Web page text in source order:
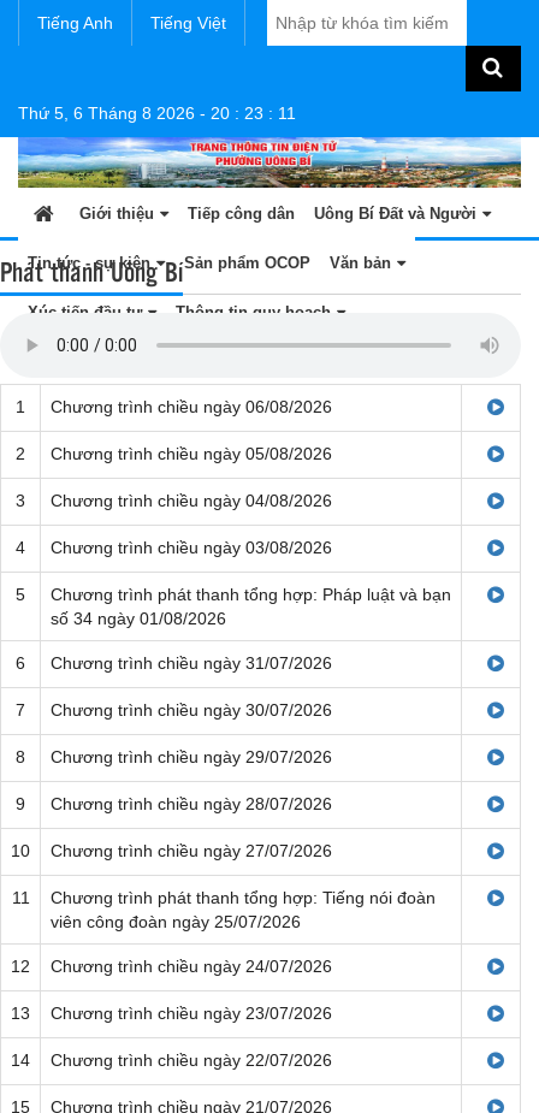
Tiếng Anh Tiếng Việt
Thứ 5, 6 Tháng 8 2026 - 20 : 23 : 11
Giới thiệu Tiếp công dân Uông Bí Đất và Người
Tin tức - sự kiện Sản phẩm OCOP Văn bản
Xúc tiến đầu tư Thông tin quy hoạch
Phát thanh Uông Bí
1 Chương trình chiều ngày 06/08/2026
2 Chương trình chiều ngày 05/08/2026
3 Chương trình chiều ngày 04/08/2026
4 Chương trình chiều ngày 03/08/2026
5
Chương trình phát thanh tổng hợp: Pháp luật và bạn
số 34 ngày 01/08/2026
6 Chương trình chiều ngày 31/07/2026
7 Chương trình chiều ngày 30/07/2026
8 Chương trình chiều ngày 29/07/2026
9 Chương trình chiều ngày 28/07/2026
10 Chương trình chiều ngày 27/07/2026
11
Chương trình phát thanh tổng hợp: Tiếng nói đoàn
viên công đoàn ngày 25/07/2026
12 Chương trình chiều ngày 24/07/2026
13 Chương trình chiều ngày 23/07/2026
14 Chương trình chiều ngày 22/07/2026
15 Chương trình chiều ngày 21/07/2026